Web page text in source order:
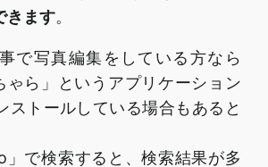
きます。
で写真編集をしている方なら
ゃら」というアプリケーション
ストールしている場合もあると
」で検索すると、検索結果が多